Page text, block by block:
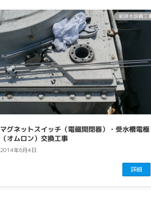
給排水設備工
マグネットスイッチ（電磁開閉器）・受水槽電極
（オムロン）交換工事
2014年6月4日
詳細